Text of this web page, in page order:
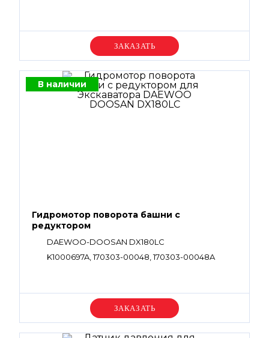
Уточняйте цену
В наличии
Гидромотор поворота башни с
редуктором
DAEWOO-DOOSAN DX180LC
K1000697A, 170303-00048, 170303-00048A
Уточняйте цену